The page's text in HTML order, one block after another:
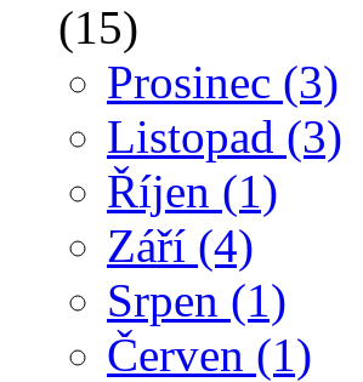
(15)
Prosinec (3)
Listopad (3)
Říjen (1)
Září (4)
Srpen (1)
Červen (1)